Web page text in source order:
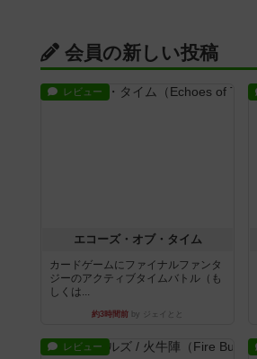
会員の新しい投稿
レビュー
エコーズ・オブ・タイム
カードゲームにファイナルファンタ
ジーのアクティブタイムバトル（も
しくは...
約3時間前 by ジェイとと
レビュー